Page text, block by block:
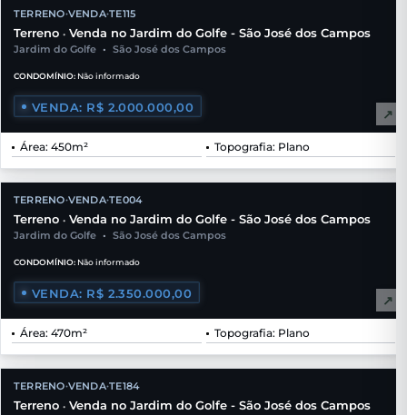
TERRENO•VENDA•TE115
Terreno • Venda no Jardim do Golfe - São José dos Campos
Jardim do Golfe • São José dos Campos
CONDOMÍNIO: Não informado
VENDA: R$ 2.000.000,00 ↗
Área: 450m² Topografia: Plano
TERRENO•VENDA•TE004
Terreno • Venda no Jardim do Golfe - São José dos Campos
Jardim do Golfe • São José dos Campos
CONDOMÍNIO: Não informado
VENDA: R$ 2.350.000,00 ↗
Área: 470m² Topografia: Plano
TERRENO•VENDA•TE184
Terreno • Venda no Jardim do Golfe - São José dos Campos